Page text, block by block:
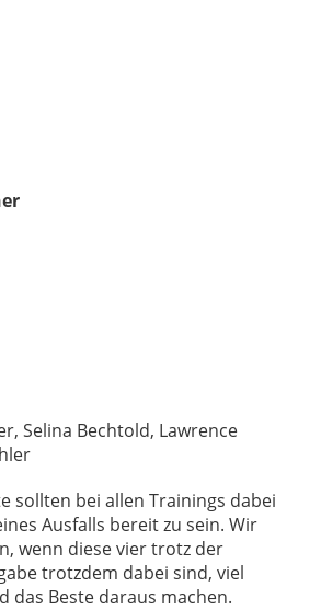
Selina Bechtold, Lawrence
sollten bei allen Trainings dabei
Ausfalls bereit zu sein. Wir
wenn diese vier trotz der
trotzdem dabei sind, viel
das Beste daraus machen.